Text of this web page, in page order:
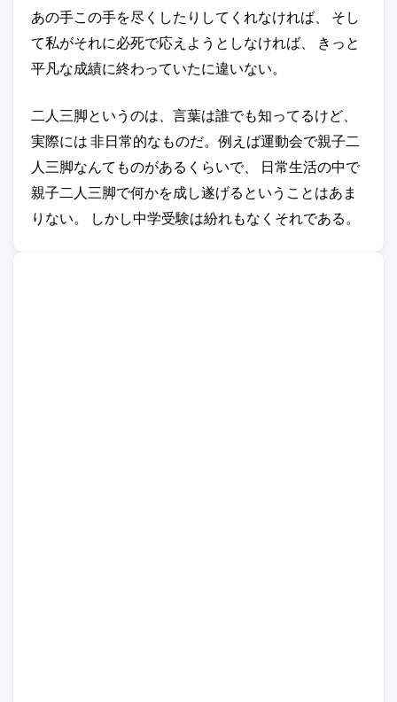
あの手この手を尽くしたりしてくれなければ、 そし
て私がそれに必死で応えようとしなければ、 きっと
平凡な成績に終わっていたに違いない。
二人三脚というのは、言葉は誰でも知ってるけど、
実際には 非日常的なものだ。例えば運動会で親子二
人三脚なんてものがあるくらいで、 日常生活の中で
親子二人三脚で何かを成し遂げるということはあま
りない。 しかし中学受験は紛れもなくそれである。